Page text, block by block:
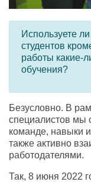
Используете
студентов
работы какие-
обучения?
Безусловно. В
специалистов мы
команде, навыки
также активно
работодателями.
Так, 8 июня 2022